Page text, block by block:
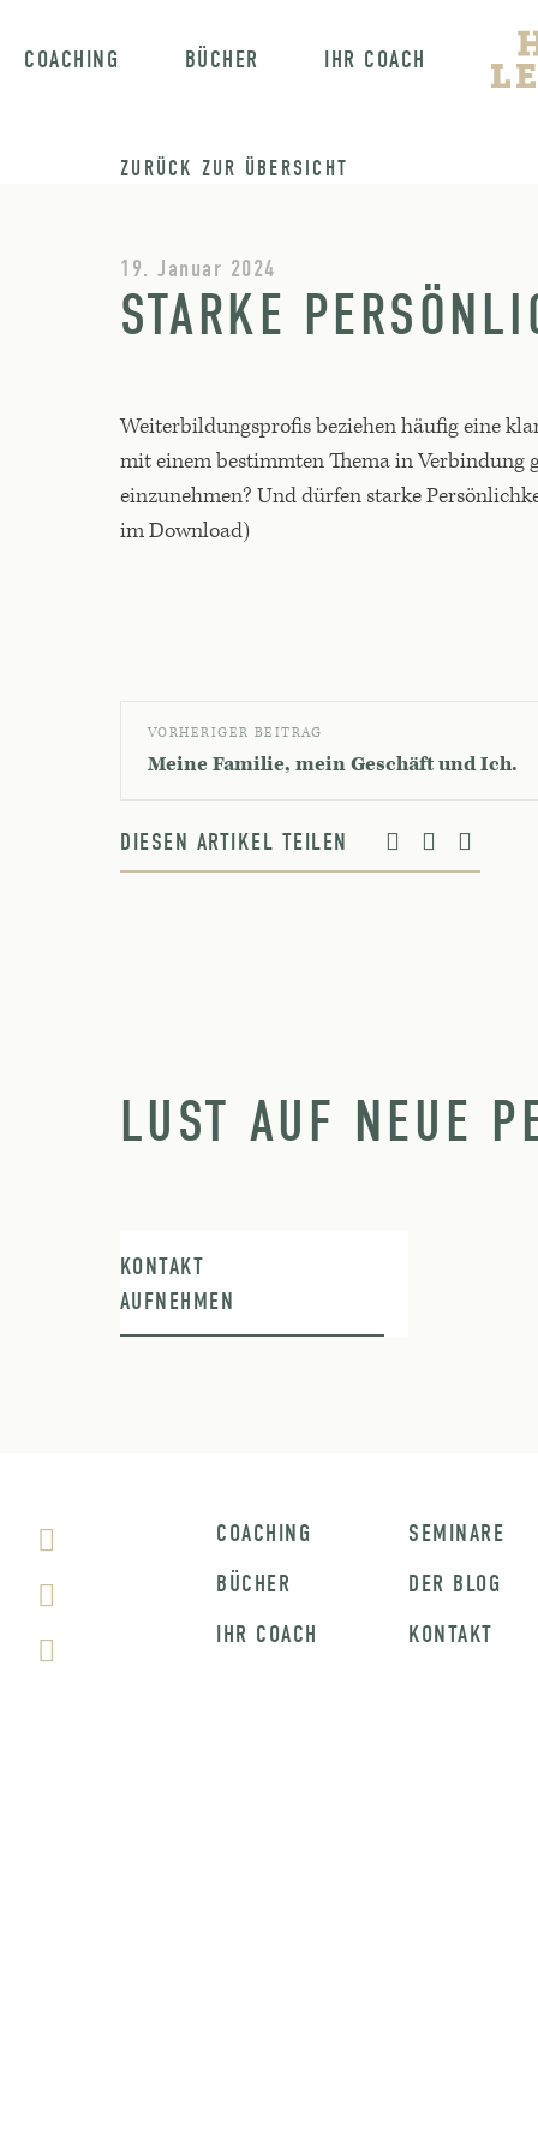
COACHING BÜCHER IHR COACH
ZURÜCK ZUR ÜBERSICHT
19. Januar 2024
STARKE
Weiterbildungsprofis beziehen häufig eine
mit einem bestimmten Thema in Verbindung
einzunehmen? Und dürfen starke
im Download)
VORHERIGER BEITRAG
Meine Familie, mein Geschäft und Ich.
DIESEN ARTIKEL TEILEN
LUST AUF NEUE
KONTAKT
AUFNEHMEN
COACHING
BÜCHER
IHR COACH
SEMINARE
DER BLOG
KONTAKT